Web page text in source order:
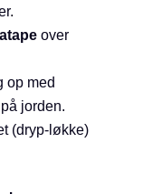
over
op med
jorden.
(dryp-løkke)